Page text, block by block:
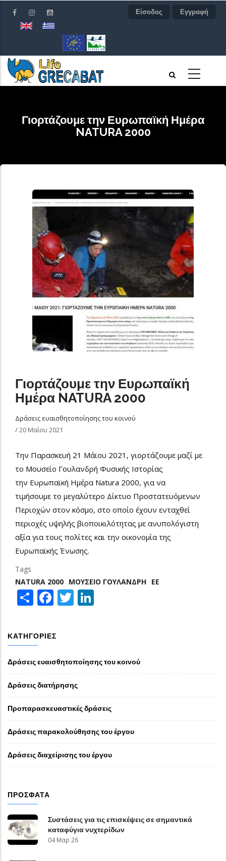
προς
περιεχόμενο
Είσοδος Εγγραφή
Γιορτάζουμε την Ευρωπαϊκή Ημέρα
NATURA 2000
Γιορτάζουμε την Ευρωπαϊκή
Ημέρα NATURA 2000
Δράσεις ευαισθητοποίησης του κοινού
/20 Μαΐου 2021
Την Παρασκευή 21 Μάϊου 2021, γιορτάζουμε μαζί με
το Μουσείο Γουλανδρή Φυσικής Ιστορίας
την Ευρωπαϊκή Ημέρα Natura 2000, για να
τιμήσουμε το μεγαλύτερο Δίκτυο Προστατευόμενων
Περιοχών στον κόσμο, στο οποίο έχουν ενταχθεί
περιοχές υψηλής βιοποικιλότητας με ανυπολόγιστη
αξία για τους πολίτες και την οικονομία της
Ευρωπαϊκής Ένωσης.
Tags
NATURA 2000 MOΥΣΕΊΟ ΓΟΥΛΑΝΔΡΉ ΕΕ
ShareFacebook
Twitter
ΚΑΤΗΓΟΡΊΕΣ
Δράσεις ευαισθητοποίησης του κοινού
Δράσεις διατήρησης
Προπαρασκευαστικές δράσεις
Δράσεις παρακολούθησης του έργου
Δράσεις διαχείρισης του έργου
ΠΡΌΣΦΑΤΑ
Συστάσεις για τις επισκέψεις σε σημαντικά
καταφύγια νυχτερίδων
04 Μαρ 26